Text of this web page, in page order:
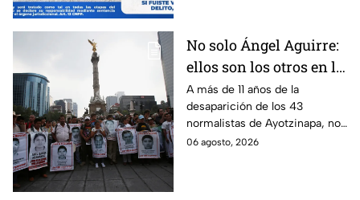
No solo Ángel Aguirre:
ellos son los otros en la
lupa por el caso
Ayotzinapa
A más de 11 años de la
desaparición de los 43
normalistas de Ayotzinapa, no
se ha conocido el paradero de
06 agosto, 2026